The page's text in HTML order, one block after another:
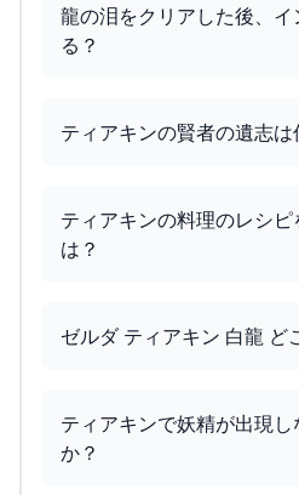
龍の泪をクリアした後、
る？
ティアキンの賢者の遺志は
ティアキンの料理のレシ
は？
ゼルダ ティアキン 白龍 ど
ティアキンで妖精が出現
か？